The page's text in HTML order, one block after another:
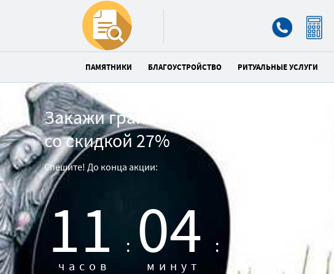
ПАМЯТНИКИ БЛАГОУСТРОЙСТВО РИТУАЛЬНЫЕ УСЛУГИ
Закажи гранитный памятник
со скидкой 27%
Спешите! До конца акции:
11 :
часов 04 :
минут секунд